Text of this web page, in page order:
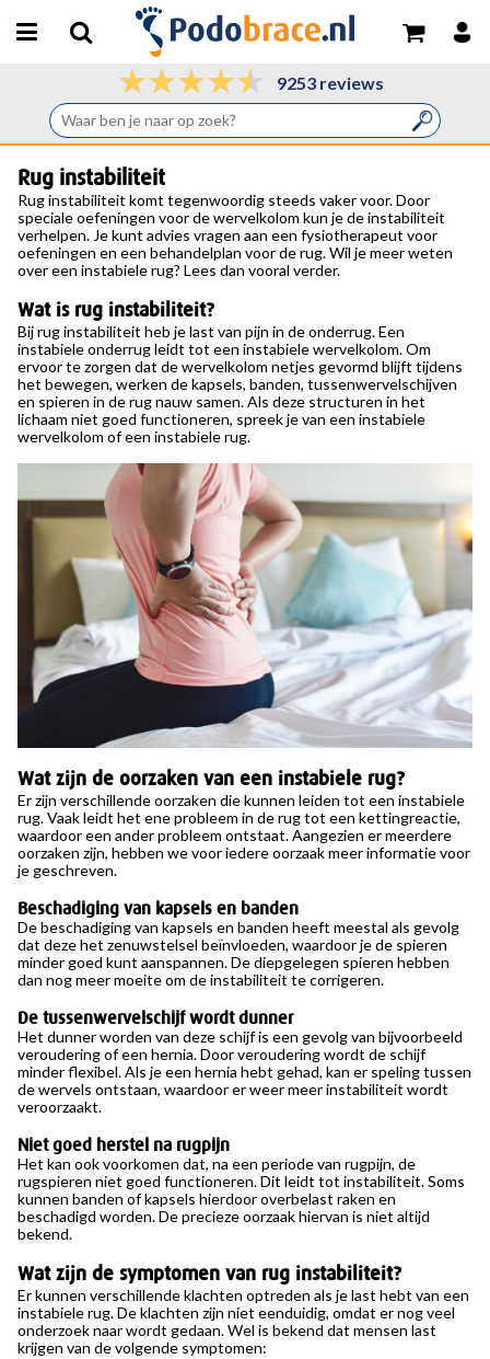
9253 reviews
Rug instabiliteit
Rug instabiliteit komt tegenwoordig steeds vaker voor. Door
speciale oefeningen voor de wervelkolom kun je de instabiliteit
verhelpen. Je kunt advies vragen aan een fysiotherapeut voor
oefeningen en een behandelplan voor de rug. Wil je meer weten
over een instabiele rug? Lees dan vooral verder.
Wat is rug instabiliteit?
Bij rug instabiliteit heb je last van pijn in de onderrug. Een
instabiele onderrug leidt tot een instabiele wervelkolom. Om
ervoor te zorgen dat de wervelkolom netjes gevormd blijft tijdens
het bewegen, werken de kapsels, banden, tussenwervelschijven
en spieren in de rug nauw samen. Als deze structuren in het
lichaam niet goed functioneren, spreek je van een instabiele
wervelkolom of een instabiele rug.
Wat zijn de oorzaken van een instabiele rug?
Er zijn verschillende oorzaken die kunnen leiden tot een instabiele
rug. Vaak leidt het ene probleem in de rug tot een kettingreactie,
waardoor een ander probleem ontstaat. Aangezien er meerdere
oorzaken zijn, hebben we voor iedere oorzaak meer informatie voor
je geschreven.
Beschadiging van kapsels en banden
De beschadiging van kapsels en banden heeft meestal als gevolg
dat deze het zenuwstelsel beïnvloeden, waardoor je de spieren
minder goed kunt aanspannen. De diepgelegen spieren hebben
dan nog meer moeite om de instabiliteit te corrigeren.
De tussenwervelschijf wordt dunner
Het dunner worden van deze schijf is een gevolg van bijvoorbeeld
veroudering of een hernia. Door veroudering wordt de schijf
minder flexibel. Als je een hernia hebt gehad, kan er speling tussen
de wervels ontstaan, waardoor er weer meer instabiliteit wordt
veroorzaakt.
Niet goed herstel na rugpijn
Het kan ook voorkomen dat, na een periode van rugpijn, de
rugspieren niet goed functioneren. Dit leidt tot instabiliteit. Soms
kunnen banden of kapsels hierdoor overbelast raken en
beschadigd worden. De precieze oorzaak hiervan is niet altijd
bekend.
Wat zijn de symptomen van rug instabiliteit?
Er kunnen verschillende klachten optreden als je last hebt van een
instabiele rug. De klachten zijn niet eenduidig, omdat er nog veel
onderzoek naar wordt gedaan. Wel is bekend dat mensen last
krijgen van de volgende symptomen: